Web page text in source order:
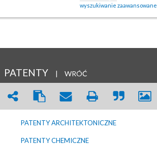
wyszukiwanie zaawansowane
PATENTY | WRÓĆ
PATENTY ARCHITEKTONICZNE
PATENTY CHEMICZNE